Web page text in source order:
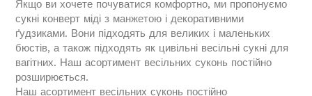
Якщо ви хочете почуватися комфортно, ми пропонуємо
сукні конверт міді з манжетою і декоративними
ґудзиками. Вони підходять для великих і маленьких
бюстів, а також підходять як цивільні весільні сукні для
вагітних. Наш асортимент весільних суконь постійно
розширюється.
Наш асортимент весільних суконь постійно